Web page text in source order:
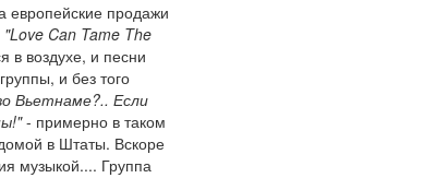
европейские продажи
"Love Can Tame The
в воздухе, и песни
и без того
Вьетнаме?.. Если
- примерно в таком
в Штаты. Вскоре
музыкой.... Группа